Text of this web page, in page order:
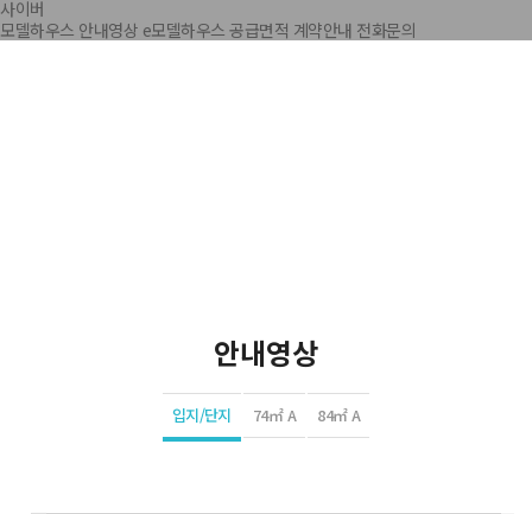
사이버
모델하우스 안내영상 e모델하우스 공급면적 계약안내 전화문의
안내영상
입지/단지 74㎡ A 84㎡ A